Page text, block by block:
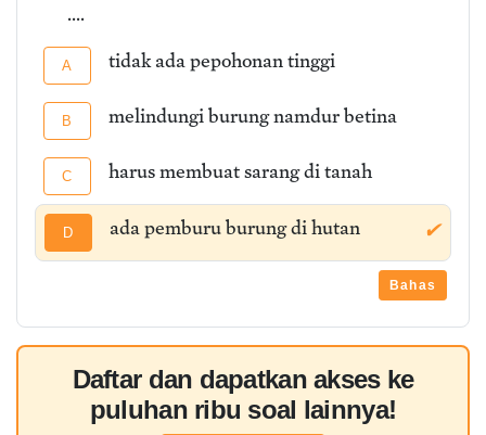
....
A tidak ada pepohonan tinggi
B melindungi burung namdur betina
C harus membuat sarang di tanah
D ✔
ada pemburu burung di hutan
Bahas
Daftar dan dapatkan akses ke
puluhan ribu soal lainnya!